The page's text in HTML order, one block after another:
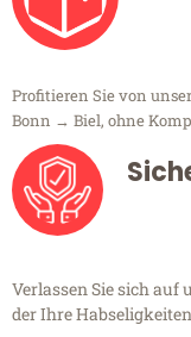
Profitieren Sie von
Bonn → Biel, ohne
Verlassen Sie sich auf
der Ihre